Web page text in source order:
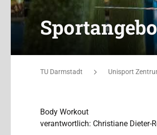
Sie befinden sich hier:
TU Darmstadt Unisport
Body Workout
verantwortlich: Christiane Dieter-